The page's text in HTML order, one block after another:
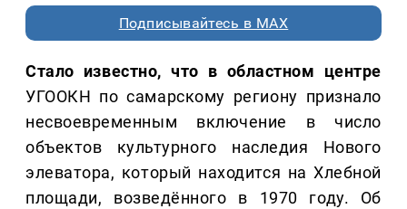
Подписывайтесь в MAX
Стало известно, что в областном центре
УГООКН по самарскому региону признало
несвоевременным включение в число
объектов культурного наследия Нового
элеватора, который находится на Хлебной
площади, возведённого в 1970 году. Об